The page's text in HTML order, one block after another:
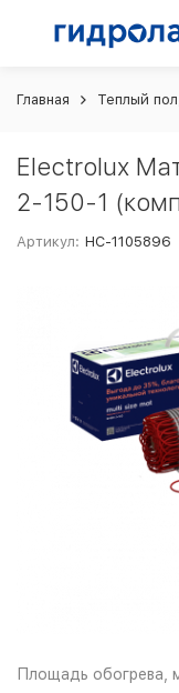
Главная Теплый
Electrolux
2-150-1
Артикул: НС-1105896
Площадь обогрева,